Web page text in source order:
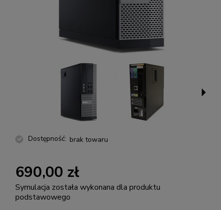
Dostępność: brak towaru
690,00 zł
Symulacja została wykonana dla produktu
podstawowego